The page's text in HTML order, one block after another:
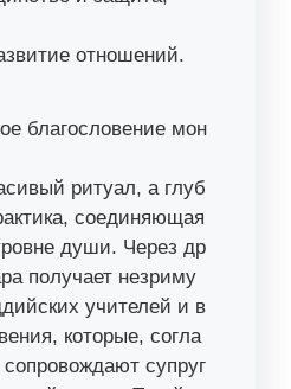
отношений.
благословение мон
ритуал, а глуб
соединяющая
души. Через др
получает незриму
учителей и в
которые, согла
супруг